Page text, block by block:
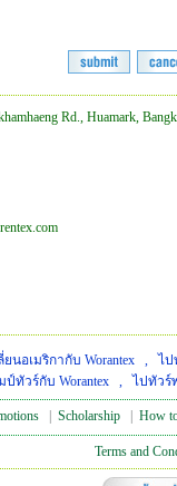
Rd., Huamark,
นอเมริกากับ Worantex , ไป
ทัวร์กับ Worantex, ไปทัวร์
Scholarship How
Terms and